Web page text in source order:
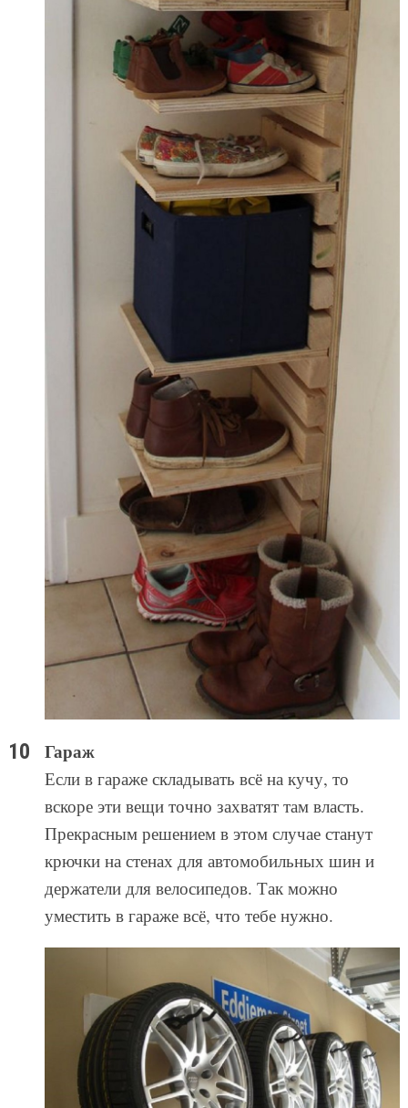
Гараж
Если в гараже складывать всё на кучу, то
вскоре эти вещи точно захватят там власть.
Прекрасным решением в этом случае станут
крючки на стенах для автомобильных шин и
держатели для велосипедов. Так можно
уместить в гараже всё, что тебе нужно.